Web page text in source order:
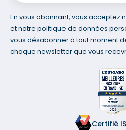
En vous abonnant, vous acceptez
et notre politique de données
vous désabonner à tout moment
chaque newsletter que vous
Certifié